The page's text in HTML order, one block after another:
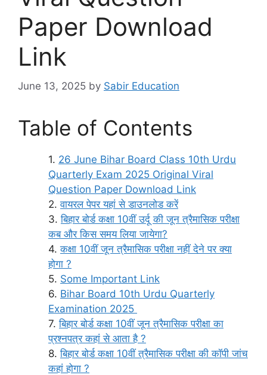
Paper Download
Link
June 13, 2025 by Sabir Education
Table of Contents
26 June Bihar Board Class 10th Urdu
Quarterly Exam 2025 Original Viral
Question Paper Download Link
वायरल पेपर यहां से डाउनलोड करें
बिहार बोर्ड कक्षा 10वीं उर्दू की जून त्रैमासिक परीक्षा
कब और किस समय लिया जायेगा?
कक्षा 10वीं जून त्रैमासिक परीक्षा नहीं देने पर क्या
होगा ?
Some Important Link
Bihar Board 10th Urdu Quarterly
Examination 2025
बिहार बोर्ड कक्षा 10वीं जून त्रैमासिक परीक्षा का
प्रश्नपत्र कहां से आता है ?
बिहार बोर्ड कक्षा 10वीं त्रैमासिक परीक्षा की कॉपी जांच
कहां होगा ?